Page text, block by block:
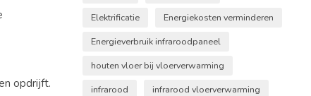
opdrijft.
Elektrificatie
Energiekosten verminderen
Energieverbruik infraroodpaneel
houten vloer bij vloerverwarming
infrarood
infrarood vloerverwarming